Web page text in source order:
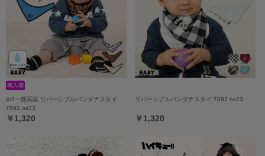
4/3一部再販 リバーシブルバンダナスタイ
7892 os23
￥1,320
リバーシブルバンダナスタイ 7892 os23
￥1,320